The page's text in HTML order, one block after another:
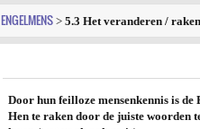
ENGELMENS > 5.3 Het veranderen /
Door hun feilloze mensenkennis is
Hen te raken door de juiste woorden